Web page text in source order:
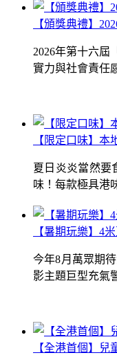
【限定口味】本
夏日炎炎當然要
味！每款極具港
【全港首個】
【頒獎典禮】
2026年第十六屆
實力與社會責任
【暑期玩樂】4
今年8月萬眾期
影主題巨型充氣